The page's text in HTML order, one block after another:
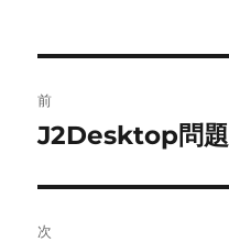
稿
ビ
前
前
投
稿:
J2Desktop問題
次